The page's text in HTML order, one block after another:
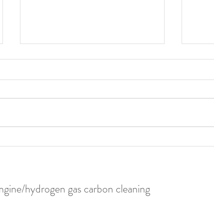
Hydrogen Carbon Cleaning
hydrogen gas carbon cleaning